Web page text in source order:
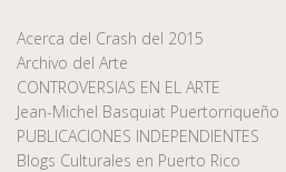
Acerca del Crash del 2015
Archivo del Arte
CONTROVERSIAS EN EL ARTE
Jean-Michel Basquiat Puertorriqueño
PUBLICACIONES INDEPENDIENTES
Blogs Culturales en Puerto Rico